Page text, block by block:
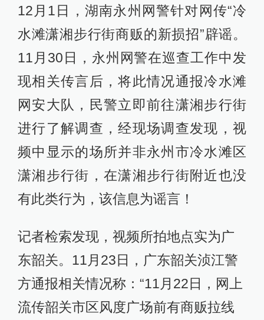
12月1日，湖南永州网警针对网传“冷
水滩潇湘步行街商贩的新损招”辟谣。
11月30日，永州网警在巡查工作中发
现相关传言后，将此情况通报冷水滩
网安大队，民警立即前往潇湘步行街
进行了解调查，经现场调查发现，视
频中显示的场所并非永州市冷水滩区
潇湘步行街，在潇湘步行街附近也没
有此类行为，该信息为谣言！
记者检索发现，视频所拍地点实为广
东韶关。11月23日，广东韶关浈江警
方通报相关情况称：“11月22日，网上
流传韶关市区风度广场前有商贩拉线